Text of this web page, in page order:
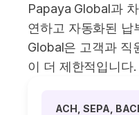
Papaya Global과
연하고 자동화된
Global은 고객과 직
이 더 제한적입니다.
ACH, SEPA,